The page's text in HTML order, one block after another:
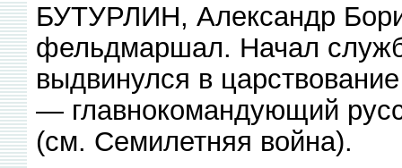
БУТУРЛИН, Александр
фельдмаршал. Начал
выдвинулся в
— главнокомандующий
(см. Семилетняя война).